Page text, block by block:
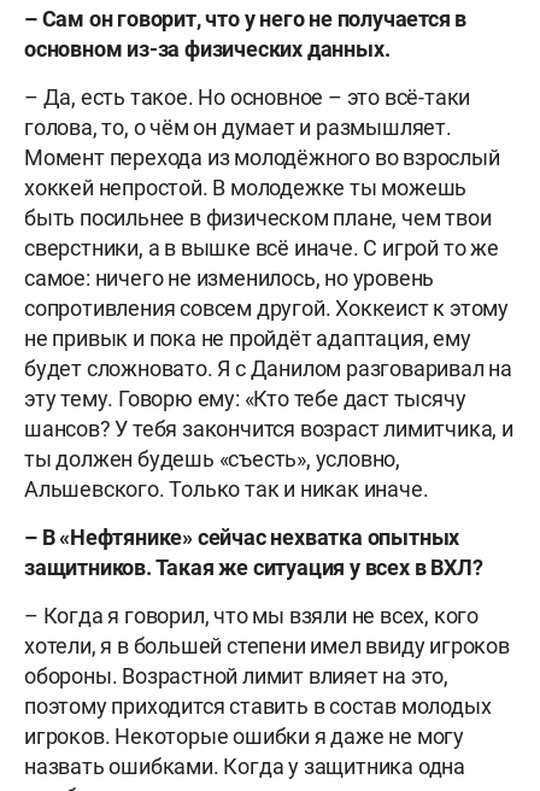
– Сам он говорит, что у него не получается в
основном из-за физических данных.
– Да, есть такое. Но основное – это всё-таки
голова, то, о чём он думает и размышляет.
Момент перехода из молодёжного во взрослый
хоккей непростой. В молодежке ты можешь
быть посильнее в физическом плане, чем твои
сверстники, а в вышке всё иначе. С игрой то же
самое: ничего не изменилось, но уровень
сопротивления совсем другой. Хоккеист к этому
не привык и пока не пройдёт адаптация, ему
будет сложновато. Я с Данилом разговаривал на
эту тему. Говорю ему: «Кто тебе даст тысячу
шансов? У тебя закончится возраст лимитчика, и
ты должен будешь «съесть», условно,
Альшевского. Только так и никак иначе.
– В «Нефтянике» сейчас нехватка опытных
защитников. Такая же ситуация у всех в ВХЛ?
– Когда я говорил, что мы взяли не всех, кого
хотели, я в большей степени имел ввиду игроков
обороны. Возрастной лимит влияет на это,
поэтому приходится ставить в состав молодых
игроков. Некоторые ошибки я даже не могу
назвать ошибками. Когда у защитника одна